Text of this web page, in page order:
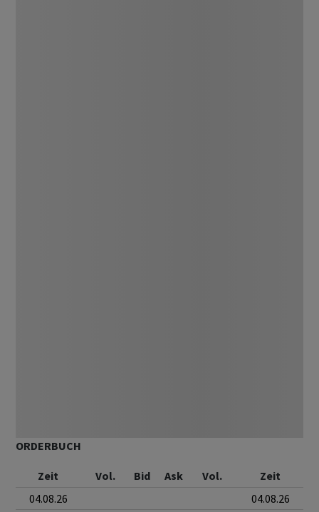
ORDERBUCH
Zeit Vol. Bid Ask Vol.
Zeit
04.08.26
04.08.26